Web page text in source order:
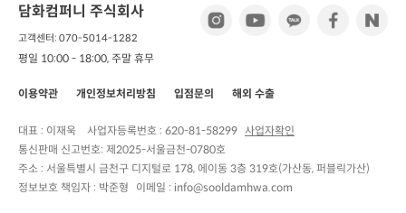
담화컴퍼니 주식회사
고객센터: 070-5014-1282
평일 10:00 - 18:00, 주말 휴무
이용약관 개인정보처리방침 입점문의 해외 수출
대표 : 이재욱 사업자등록번호 : 620-81-58299 사업자확인
통신판매 신고번호: 제2025-서울금천-0780호
주소 : 서울특별시 금천구 디지털로 178, 에이동 3층 319호(가산동, 퍼블릭가산)
정보보호 책임자 : 박준형 이메일 : info@sooldamhwa.com